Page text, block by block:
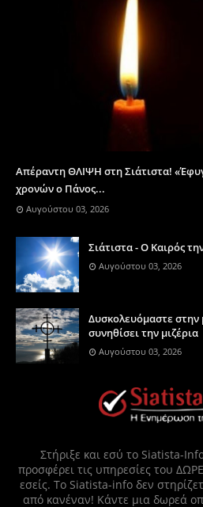
Απέραντη ΘΛΙΨΗ στη Σιάτιστα!
χρονών ο Πάνος...
Αυγούστου 03, 2026
Σιάτιστα - Ο Καιρός
Αυγούστου 03, 2026
Δυσκολευόμαστε στην
συνηθίσει την μιζέρια
Αυγούστου 03, 2026
Στήριξε και εσύ το Siatista-
προσφέρει τις υπηρεσίες του
εσείς. Το Siatista-info δεν
από κανέναν! Κάντε μια δωρεά